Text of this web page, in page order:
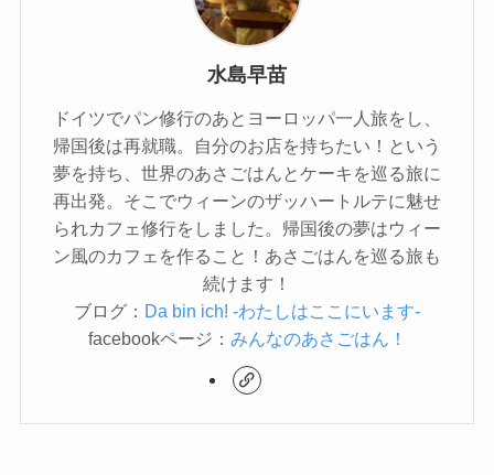
水島早苗
ドイツでパン修行のあとヨーロッパ一人旅をし、
帰国後は再就職。自分のお店を持ちたい！という
夢を持ち、世界のあさごはんとケーキを巡る旅に
再出発。そこでウィーンのザッハートルテに魅せ
られカフェ修行をしました。帰国後の夢はウィー
ン風のカフェを作ること！あさごはんを巡る旅も
続けます！
ブログ： Da bin ich! -わたしはここにいます-
facebookページ： みんなのあさごはん！